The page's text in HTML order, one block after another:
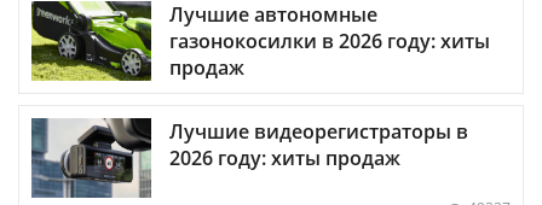
Лучшие автономные
газонокосилки в 2026 году: хиты
продаж
Лучшие видеорегистраторы в
2026 году: хиты продаж